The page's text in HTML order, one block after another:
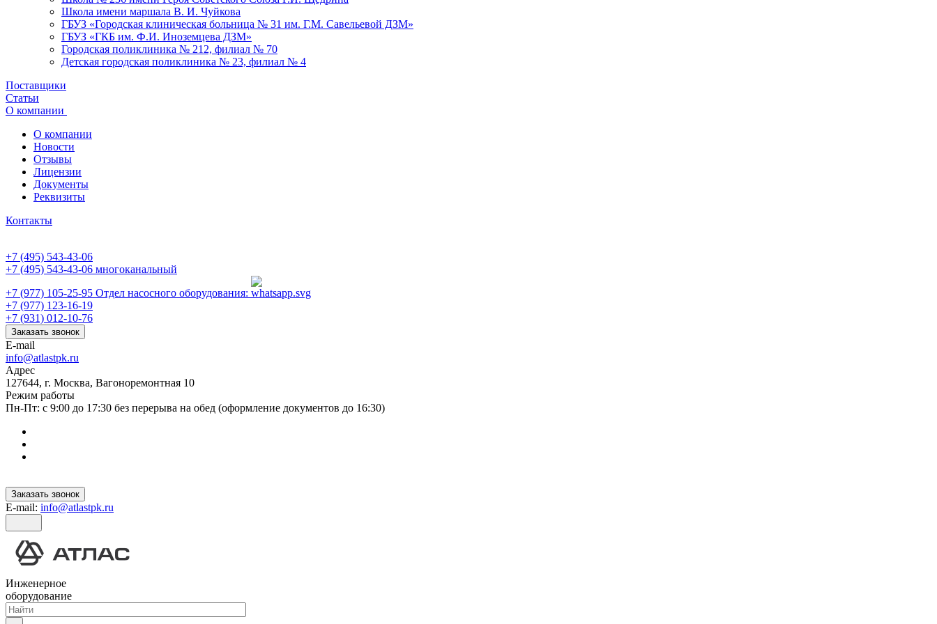
Школа имени маршала В. И. Чуйкова
ГБУЗ «Городская клиническая больница № 31 им. Г.М. Савельевой ДЗМ»
ГБУЗ «ГКБ им. Ф.И. Иноземцева ДЗМ»
Городская поликлиника № 212, филиал № 70
Детская городская поликлиника № 23, филиал № 4
Поставщики
Статьи
О компании
О компании
Новости
Отзывы
Лицензии
Документы
Реквизиты
Контакты
+7 (495) 543-43-06
+7 (495) 543-43-06 многоканальный
+7 (977) 105-25-95 Отдел насосного оборудования:
+7 (977) 123-16-19
+7 (931) 012-10-76
Заказать звонок
E-mail
info@atlastpk.ru
Адрес
127644, г. Москва, Вагоноремонтная 10
Режим работы
Пн-Пт: с 9:00 до 17:30 без перерыва на обед (оформление документов до 16:30)
Заказать звонок
E-mail: info@atlastpk.ru
Инженерное
оборудование